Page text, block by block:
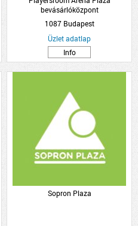
bevásárlóközpont
1087 Budapest
Üzlet adatlap
Info
Sopron Plaza